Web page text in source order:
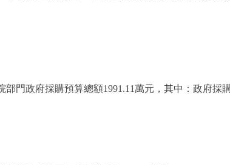
政府採購預算總額1991.11萬元，其中：政府採